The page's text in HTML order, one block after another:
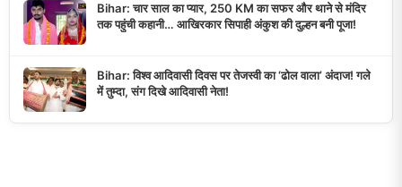
Bihar: चार साल का प्यार, 250 KM का सफर और थाने से मंदिर
तक पहुंची कहानी… आखिरकार सिपाही अंकुश की दुल्हन बनी पूजा!
Bihar: विश्व आदिवासी दिवस पर तेजस्वी का ‘ढोल वाला’ अंदाज! गले
में तुम्दा, संग दिखे आदिवासी नेता!